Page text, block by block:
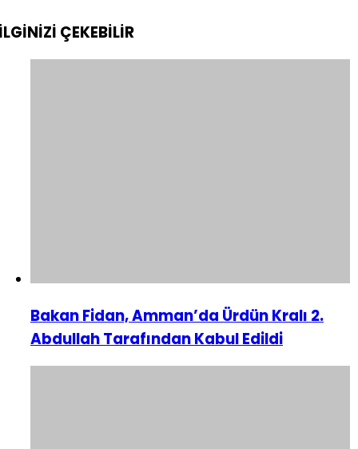
ÇEKEBİLİR
Bakan Fidan, Amman’da Ürdün Kralı 2.
Abdullah Tarafından Kabul Edildi